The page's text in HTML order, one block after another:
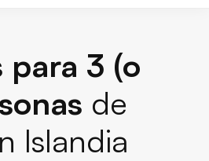
para 3 (o
de
Islandia